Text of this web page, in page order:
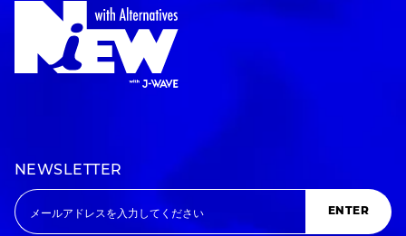
NEWSLETTER
ENTER